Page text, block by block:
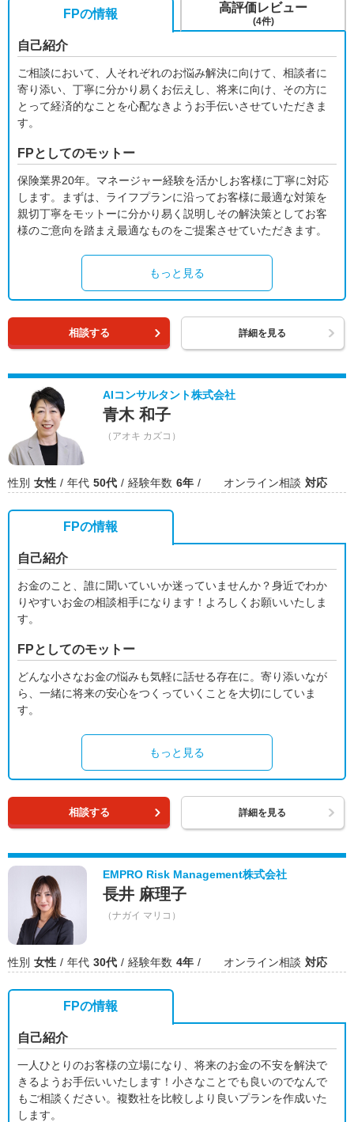
FPの情報
自己紹介
ご相談において、人それぞれのお悩み解決に向けて、相談者に
寄り添い、丁寧に分かり易くお伝えし、将来に向け、その方に
とって経済的なことを心配なきようお手伝いさせていただきま
す。
FPとしてのモットー
保険業界20年。マネージャー経験を活かしお客様に丁寧に対応
します。まずは、ライフプランに沿ってお客様に最適な対策を
親切丁寧をモットーに分かり易く説明しその解決策としてお客
様のご意向を踏まえ最適なものをご提案させていただきます。
もっと見る
高評価レビュー
(4件)
相談する 詳細を見る
AIコンサルタント株式会社
青木 和子
（アオキ カズコ）
性別 女性 年代 50代 経験年数 6年 オンライン相談 対応
FPの情報
自己紹介
お金のこと、誰に聞いていいか迷っていませんか？身近でわか
りやすいお金の相談相手になります！よろしくお願いいたしま
す。
FPとしてのモットー
どんな小さなお金の悩みも気軽に話せる存在に。寄り添いなが
ら、一緒に将来の安心をつくっていくことを大切にしていま
す。
もっと見る
相談する 詳細を見る
EMPRO Risk Management株式会社
長井 麻理子
（ナガイ マリコ）
性別 女性 年代 30代 経験年数 4年 オンライン相談 対応
FPの情報
自己紹介
一人ひとりのお客様の立場になり、将来のお金の不安を解決で
きるようお手伝いいたします！小さなことでも良いのでなんで
もご相談ください。複数社を比較しより良いプランを作成いた
します。